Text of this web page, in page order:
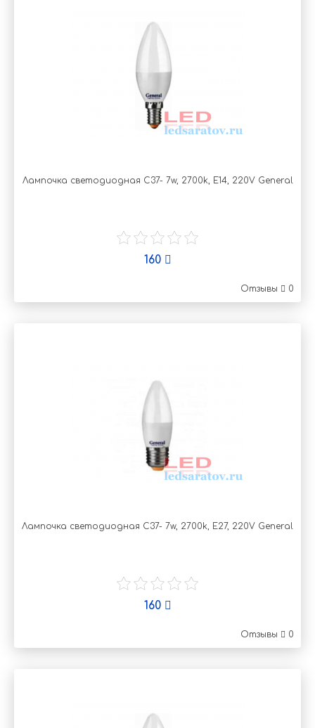
Лампочка светодиодная C37- 7w, 2700k, Е14, 220V General
160
Отзывы 0
Лампочка светодиодная C37- 7w, 2700k, Е27, 220V General
160
Отзывы 0